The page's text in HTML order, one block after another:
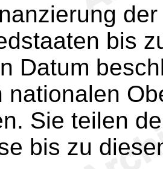
bis
Datum
nationalen
Sie teilen
bis zu